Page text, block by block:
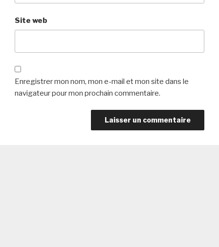
Site web
Enregistrer mon nom, mon e-mail et mon site dans le
navigateur pour mon prochain commentaire.